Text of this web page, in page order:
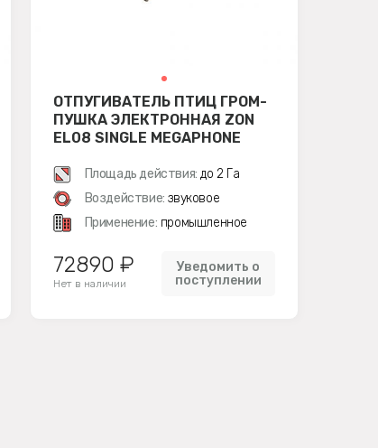
ОТПУГИВАТЕЛЬ ПТИЦ ГРОМ-
ПУШКА ЭЛЕКТРОННАЯ ZON
EL08 SINGLE MEGAPHONE
Площадь действия: до 2 Га
Воздействие: звуковое
Применение: промышленное
72890 ₽
Нет в наличии
Уведомить о
поступлении